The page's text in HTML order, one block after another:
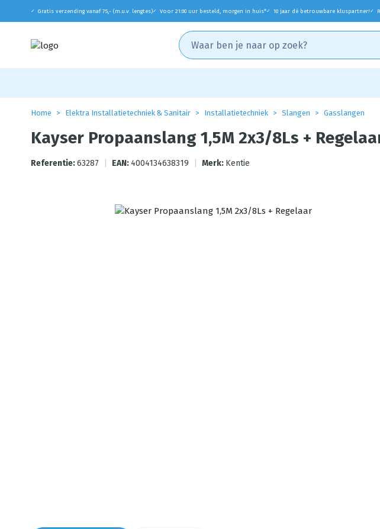
✓ Gratis verzending vanaf 75,- (m.u.v. lengtes)✓ Voor 21:00 uur besteld, morgen in huis*✓ 10 jaar dé betrouwbare kluspartner! ✓
Home Elektra Installatietechniek & Sanitair Installatietechniek Slangen Gasslangen
Kayser Propaanslang 1,5M 2x3/8Ls +
Referentie:63287 EAN: 4004134638319 Merk: Kentie